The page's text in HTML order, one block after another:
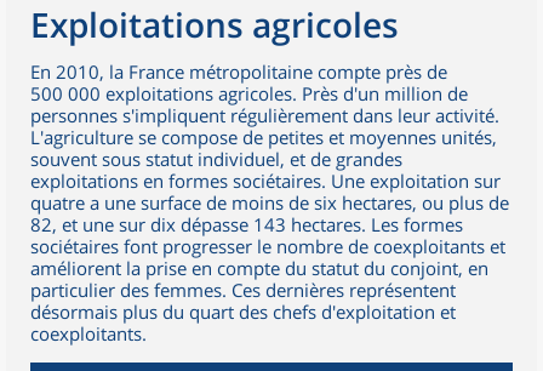
Exploitations agricoles
En 2010, la France métropolitaine compte près de
500 000 exploitations agricoles. Près d'un million de
personnes s'impliquent régulièrement dans leur activité.
L'agriculture se compose de petites et moyennes unités,
souvent sous statut individuel, et de grandes
exploitations en formes sociétaires. Une exploitation sur
quatre a une surface de moins de six hectares, ou plus de
82, et une sur dix dépasse 143 hectares. Les formes
sociétaires font progresser le nombre de coexploitants et
améliorent la prise en compte du statut du conjoint, en
particulier des femmes. Ces dernières représentent
désormais plus du quart des chefs d'exploitation et
coexploitants.